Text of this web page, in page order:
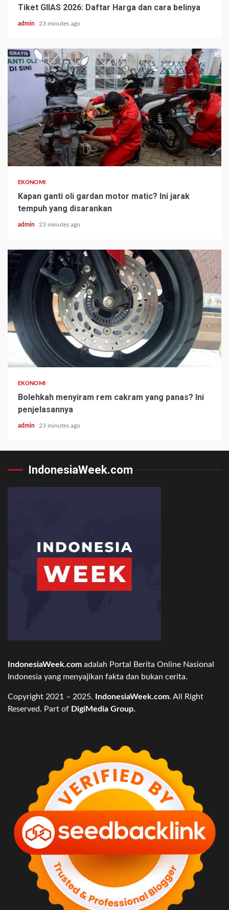
Tiket GIIAS 2026: Daftar Harga dan cara belinya
admin 23 minutes ago
EKONOMI
Kapan ganti oli gardan motor matic? Ini jarak
tempuh yang disarankan
admin 23 minutes ago
EKONOMI
Bolehkah menyiram rem cakram yang panas? Ini
penjelasannya
admin 23 minutes ago
IndonesiaWeek.com
IndonesiaWeek.com adalah Portal Berita Online Nasional
Indonesia yang menyajikan fakta dan bukan cerita.
Copyright 2021 – 2025. IndonesiaWeek.com. All Right
Reserved. Part of DigiMedia Group.